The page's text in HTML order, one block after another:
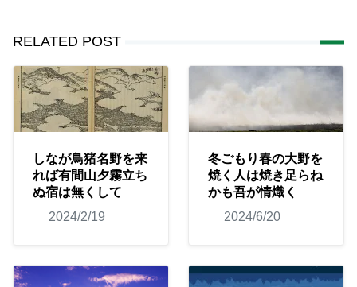
RELATED POST
しなが鳥猪名野を来
れば有間山夕霧立ち
ぬ宿は無くして
2024/2/19
冬ごもり春の大野を
焼く人は焼き足らね
かも吾が情熾く
2024/6/20